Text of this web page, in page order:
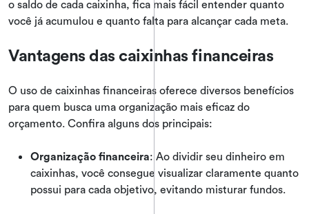
o saldo de cada caixinha, fica mais fácil entender quanto
você já acumulou e quanto falta para alcançar cada meta.
Vantagens das caixinhas financeiras
O uso de caixinhas financeiras oferece diversos benefícios
para quem busca uma organização mais eficaz do
orçamento. Confira alguns dos principais:
Organização financeira: Ao dividir seu dinheiro em
caixinhas, você consegue visualizar claramente quanto
possui para cada objetivo, evitando misturar fundos.